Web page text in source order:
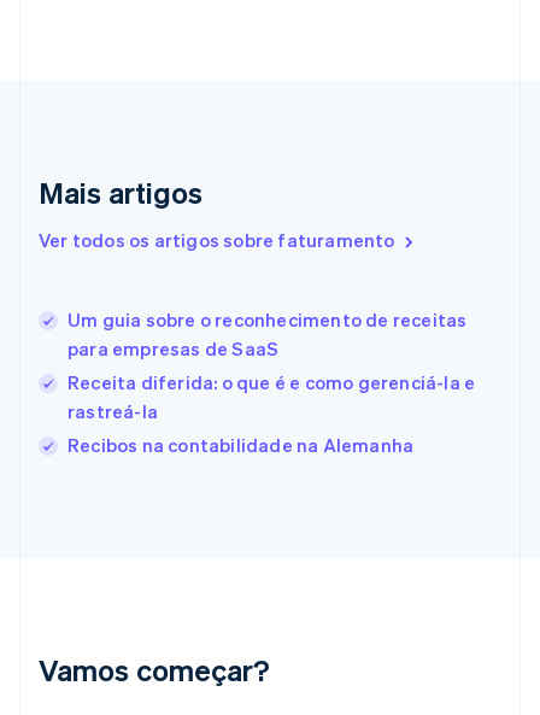
Mais artigos
Ver todos os artigos sobre faturamento
Um guia sobre o reconhecimento de receitas
para empresas de SaaS
Receita diferida: o que é e como gerenciá-la e
rastreá-la
Recibos na contabilidade na Alemanha
Vamos começar?
EnglishItaliano
Español English
Estônia
English
Finlândia
EnglishSvenska
França
Gibraltar
English